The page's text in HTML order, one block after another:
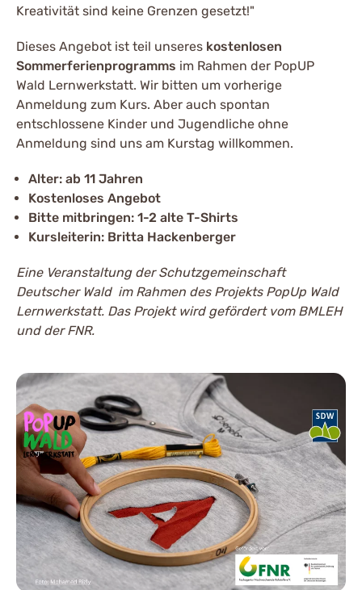
Kreativität sind keine Grenzen gesetzt!"
Dieses Angebot ist teil unseres kostenlosen
Sommerferienprogramms im Rahmen der PopUP
Wald Lernwerkstatt. Wir bitten um vorherige
Anmeldung zum Kurs. Aber auch spontan
entschlossene Kinder und Jugendliche ohne
Anmeldung sind uns am Kurstag willkommen.
Alter: ab 11 Jahren
Kostenloses Angebot
Bitte mitbringen: 1-2 alte T-Shirts
Kursleiterin: Britta Hackenberger
Eine Veranstaltung der Schutzgemeinschaft
Deutscher Wald im Rahmen des Projekts PopUp Wald
Lernwerkstatt. Das Projekt wird gefördert vom BMLEH
und der FNR.